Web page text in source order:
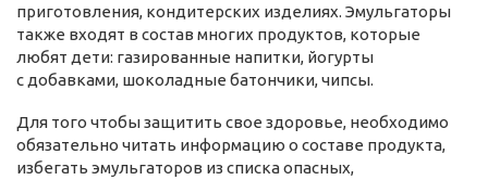
приготовления, кондитерских изделиях. Эмульгаторы
также входят в состав многих продуктов, которые
любят дети: газированные напитки, йогурты
с добавками, шоколадные батончики, чипсы.
Для того чтобы защитить свое здоровье, необходимо
обязательно читать информацию о составе продукта,
избегать эмульгаторов из списка опасных,